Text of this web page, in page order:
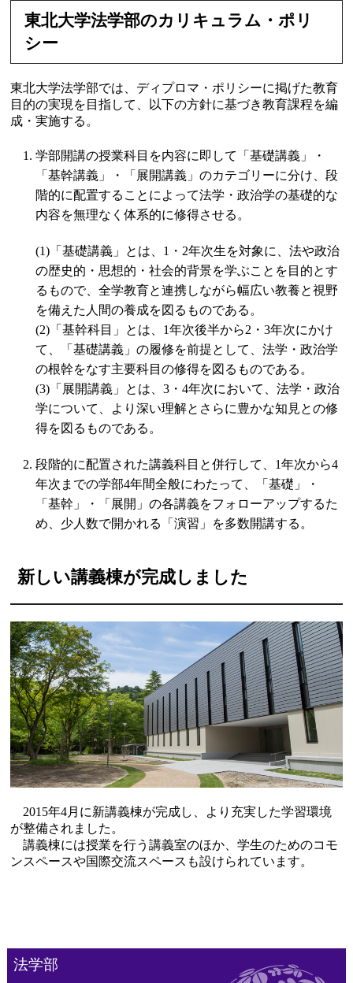
東北大学法学部のカリキュラム・ポリ
シー
東北大学法学部では、ディプロマ・ポリシーに掲げた教育
目的の実現を目指して、以下の方針に基づき教育課程を編
成・実施する。
学部開講の授業科目を内容に即して「基礎講義」・
「基幹講義」・「展開講義」のカテゴリーに分け、段
階的に配置することによって法学・政治学の基礎的な
内容を無理なく体系的に修得させる。
(1)「基礎講義」とは、1・2年次生を対象に、法や政治
の歴史的・思想的・社会的背景を学ぶことを目的とす
るもので、全学教育と連携しながら幅広い教養と視野
を備えた人間の養成を図るものである。
(2)「基幹科目」とは、1年次後半から2・3年次にかけ
て、「基礎講義」の履修を前提として、法学・政治学
の根幹をなす主要科目の修得を図るものである。
(3)「展開講義」とは、3・4年次において、法学・政治
学について、より深い理解とさらに豊かな知見との修
得を図るものである。
段階的に配置された講義科目と併行して、1年次から4
年次までの学部4年間全般にわたって、「基礎」・
「基幹」・「展開」の各講義をフォローアップするた
め、少人数で開かれる「演習」を多数開講する。
新しい講義棟が完成しました
2015年4月に新講義棟が完成し、より充実した学習環境
が整備されました。
講義棟には授業を行う講義室のほか、学生のためのコモ
ンスペースや国際交流スペースも設けられています。
法学部